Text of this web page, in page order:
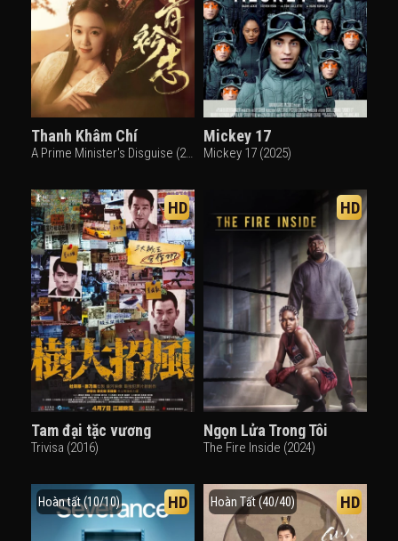
Thanh Khâm Chí
A Prime Minister's Disguise (2025)
Mickey 17
Mickey 17 (2025)
HD
Tam đại tặc vương
Trivisa (2016)
HD
Ngọn Lửa Trong Tôi
The Fire Inside (2024)
Hoàn tất (10/10) HD Hoàn Tất (40/40) HD